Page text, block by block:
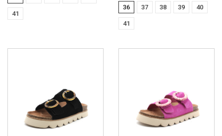
41
36 37 38 39 40
41